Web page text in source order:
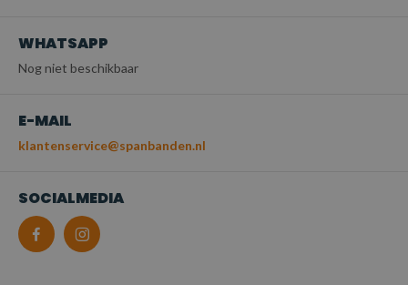
WHATSAPP
Nog niet beschikbaar
E-MAIL
klantenservice@spanbanden.nl
SOCIALMEDIA